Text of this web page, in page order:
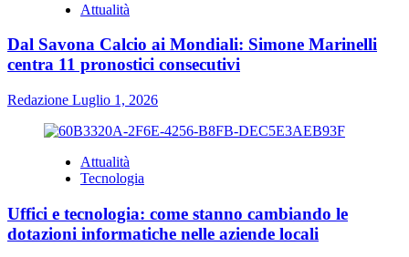
Attualità
Dal Savona Calcio ai Mondiali: Simone Marinelli
centra 11 pronostici consecutivi
Redazione Luglio 1, 2026
Attualità
Tecnologia
Uffici e tecnologia: come stanno cambiando le
dotazioni informatiche nelle aziende locali